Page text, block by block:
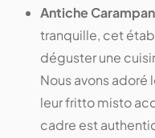
Antiche
tranquille, cet
déguster une
Nous avons adoré
leur fritto misto
cadre est